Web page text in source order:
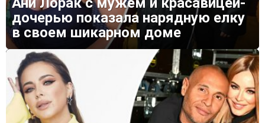
дочерью показала нарядную елку
в своем шикарном доме